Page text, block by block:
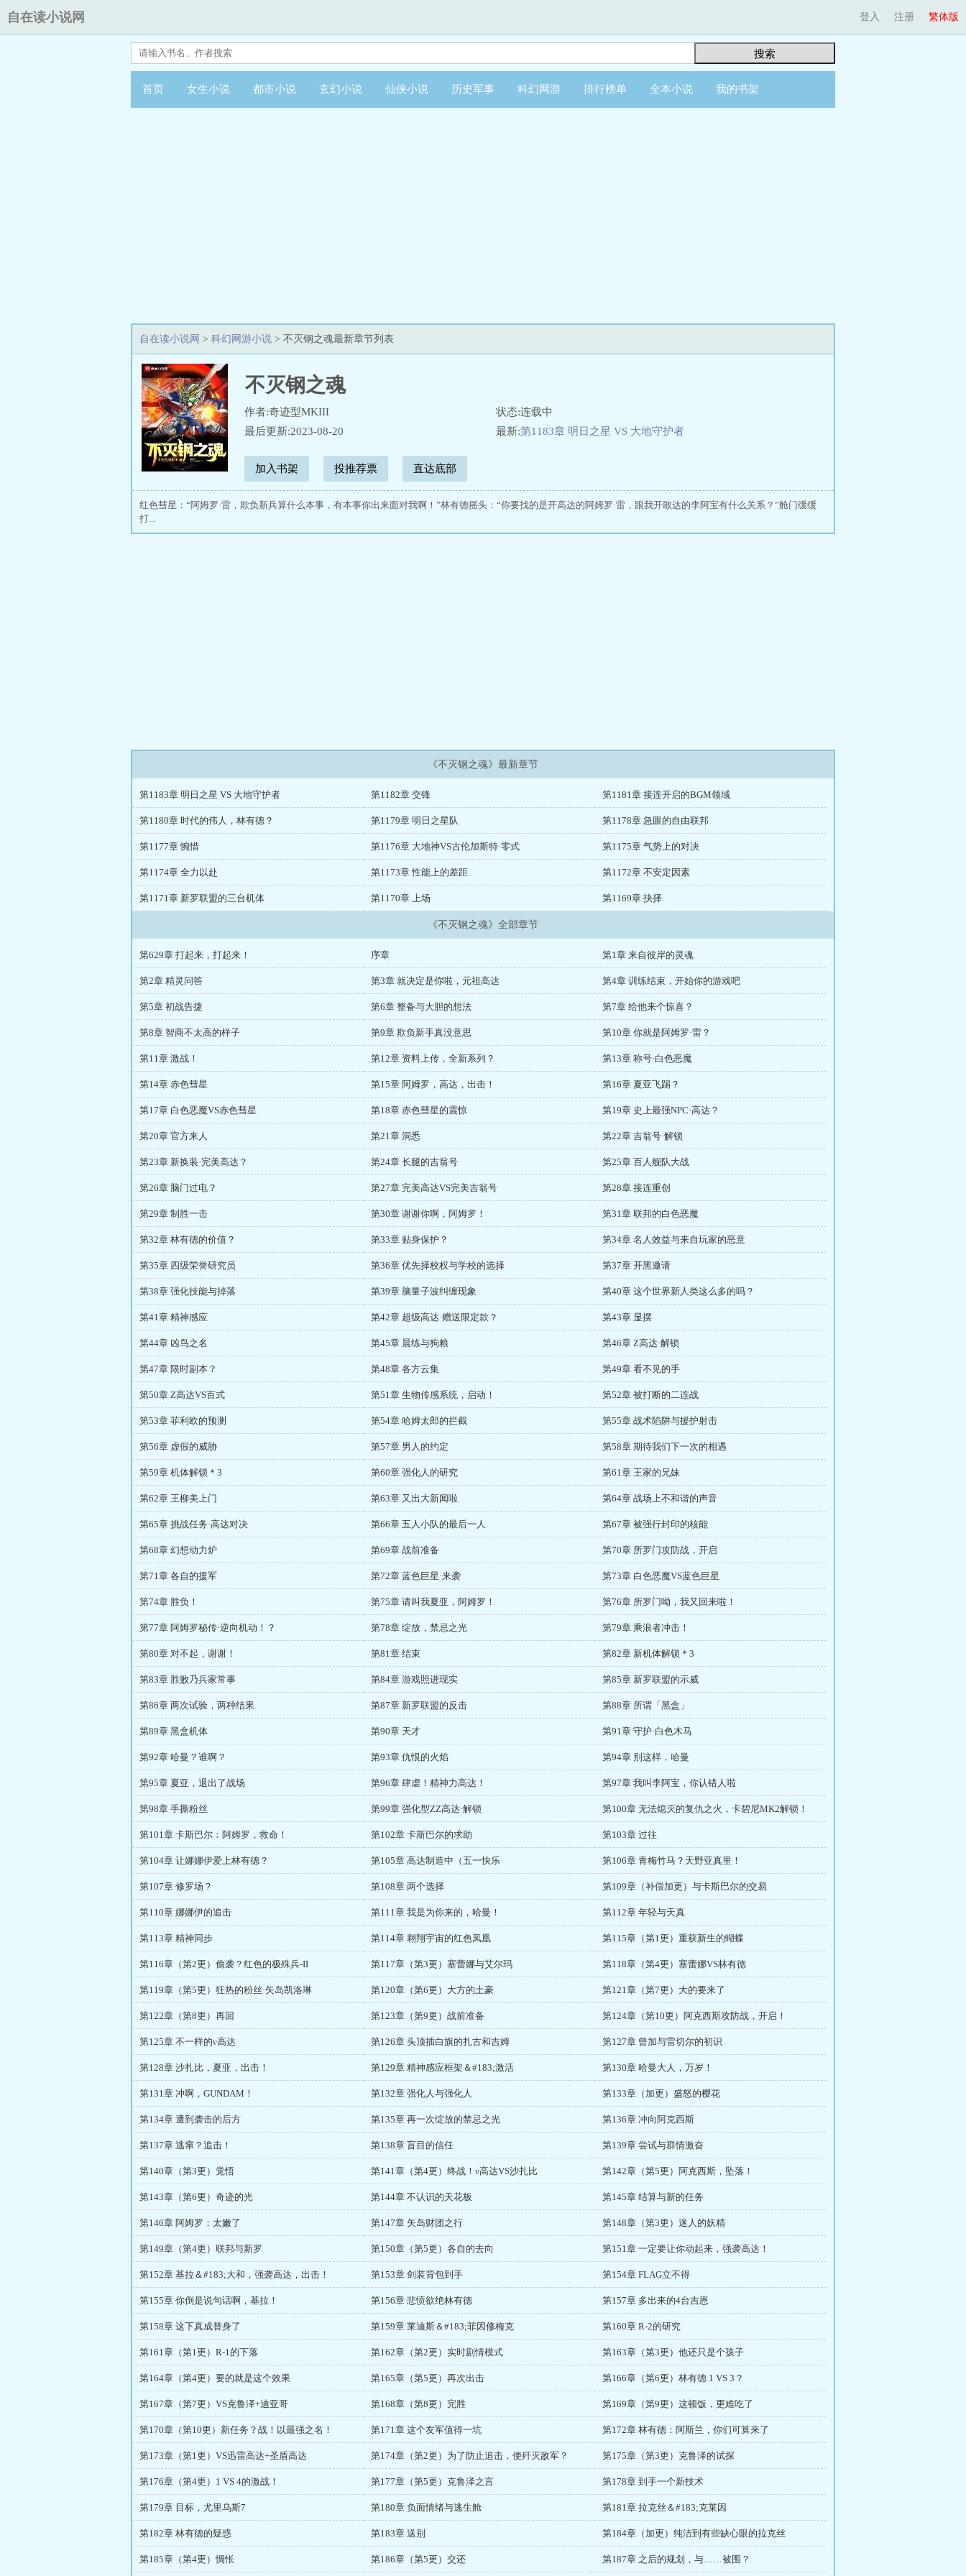
自在读小说网 繁体版
登入 注册
搜索
首页 女生小说 都市小说 玄幻小说 仙侠小说 历史军事 科幻网游 排行榜单 全本小说 我的书架
自在读小说网 > 科幻网游小说 > 不灭钢之魂最新章节列表
不灭钢之魂
作者:奇迹型MKIII
状态:连载中
最后更新:2023-08-20
最新:第1183章 明日之星 VS 大地守护者
加入书架 投推荐票 直达底部
红色彗星：“阿姆罗·雷，欺负新兵算什么本事，有本事你出来面对我啊！”林有德摇头：“你要找的是开高达的阿姆罗·雷，跟我开敢达的李阿宝有什么关系？”舱门缓缓
打...
《不灭钢之魂》最新章节
第1183章 明日之星 VS 大地守护者 第1182章 交锋 第1181章 接连开启的BGM领域
第1180章 时代的伟人，林有德？ 第1179章 明日之星队 第1178章 急眼的自由联邦
第1177章 惋惜 第1176章 大地神VS古伦加斯特·零式 第1175章 气势上的对决
第1174章 全力以赴 第1173章 性能上的差距 第1172章 不安定因素
第1171章 新罗联盟的三台机体 第1170章 上场 第1169章 抉择
《不灭钢之魂》全部章节
第629章 打起来，打起来！ 序章 第1章 来自彼岸的灵魂
第2章 精灵问答 第3章 就决定是你啦，元祖高达 第4章 训练结束，开始你的游戏吧
第5章 初战告捷 第6章 整备与大胆的想法 第7章 给他来个惊喜？
第8章 智商不太高的样子 第9章 欺负新手真没意思 第10章 你就是阿姆罗·雷？
第11章 激战！ 第12章 资料上传，全新系列？ 第13章 称号·白色恶魔
第14章 赤色彗星 第15章 阿姆罗，高达，出击！ 第16章 夏亚飞踢？
第17章 白色恶魔VS赤色彗星 第18章 赤色彗星的震惊 第19章 史上最强NPC·高达？
第20章 官方来人 第21章 洞悉 第22章 吉翁号·解锁
第23章 新换装·完美高达？ 第24章 长腿的吉翁号 第25章 百人舰队大战
第26章 脑门过电？ 第27章 完美高达VS完美吉翁号 第28章 接连重创
第29章 制胜一击 第30章 谢谢你啊，阿姆罗！ 第31章 联邦的白色恶魔
第32章 林有德的价值？ 第33章 贴身保护？ 第34章 名人效益与来自玩家的恶意
第35章 四级荣誉研究员 第36章 优先择校权与学校的选择 第37章 开黑邀请
第38章 强化技能与掉落 第39章 脑量子波纠缠现象 第40章 这个世界新人类这么多的吗？
第41章 精神感应 第42章 超级高达·赠送限定款？ 第43章 显摆
第44章 凶鸟之名 第45章 晨练与狗粮 第46章 Z高达·解锁
第47章 限时副本？ 第48章 各方云集 第49章 看不见的手
第50章 Z高达VS百式 第51章 生物传感系统，启动！ 第52章 被打断的二连战
第53章 菲利欧的预测 第54章 哈姆太郎的拦截 第55章 战术陷阱与援护射击
第56章 虚假的威胁 第57章 男人的约定 第58章 期待我们下一次的相遇
第59章 机体解锁＊3 第60章 强化人的研究 第61章 王家的兄妹
第62章 王柳美上门 第63章 又出大新闻啦 第64章 战场上不和谐的声音
第65章 挑战任务·高达对决 第66章 五人小队的最后一人 第67章 被强行封印的核能
第68章 幻想动力炉 第69章 战前准备 第70章 所罗门攻防战，开启
第71章 各自的援军 第72章 蓝色巨星·来袭 第73章 白色恶魔VS蓝色巨星
第74章 胜负！ 第75章 请叫我夏亚，阿姆罗！ 第76章 所罗门呦，我又回来啦！
第77章 阿姆罗秘传·逆向机动！？ 第78章 绽放，禁忌之光 第79章 乘浪者冲击！
第80章 对不起，谢谢！ 第81章 结束 第82章 新机体解锁＊3
第83章 胜败乃兵家常事 第84章 游戏照进现实 第85章 新罗联盟的示威
第86章 两次试验，两种结果 第87章 新罗联盟的反击 第88章 所谓「黑盒」
第89章 黑盒机体 第90章 天才 第91章 守护·白色木马
第92章 哈曼？谁啊？ 第93章 仇恨的火焰 第94章 别这样，哈曼
第95章 夏亚，退出了战场 第96章 肆虐！精神力高达！ 第97章 我叫李阿宝，你认错人啦
第98章 手撕粉丝 第99章 强化型ZZ高达·解锁 第100章 无法熄灭的复仇之火，卡碧尼MK2解锁！
第101章 卡斯巴尔：阿姆罗，救命！ 第102章 卡斯巴尔的求助 第103章 过往
第104章 让娜娜伊爱上林有德？ 第105章 高达制造中（五一快乐 第106章 青梅竹马？天野亚真里！
第107章 修罗场？ 第108章 两个选择 第109章（补偿加更）与卡斯巴尔的交易
第110章 娜娜伊的追击 第111章 我是为你来的，哈曼！ 第112章 年轻与天真
第113章 精神同步 第114章 翱翔宇宙的红色凤凰 第115章（第1更）重获新生的蝴蝶
第116章（第2更）偷袭？红色的极殊兵-II 第117章（第3更）塞蕾娜与艾尔玛 第118章（第4更）塞蕾娜VS林有德
第119章（第5更）狂热的粉丝·矢岛凯洛琳 第120章（第6更）大方的土豪 第121章（第7更）大的要来了
第122章（第8更）再回 第123章（第9更）战前准备 第124章（第10更）阿克西斯攻防战，开启！
第125章 不一样的ν高达 第126章 头顶插白旗的扎古和吉姆 第127章 曾加与雷切尔的初识
第128章 沙扎比，夏亚，出击！ 第129章 精神感应框架＆#183;激活 第130章 哈曼大人，万岁！
第131章 冲啊，GUNDAM！ 第132章 强化人与强化人 第133章（加更）盛怒的樱花
第134章 遭到袭击的后方 第135章 再一次绽放的禁忌之光 第136章 冲向阿克西斯
第137章 逃窜？追击！ 第138章 盲目的信任 第139章 尝试与群情激奋
第140章（第3更）觉悟 第141章（第4更）终战！ν高达VS沙扎比 第142章（第5更）阿克西斯，坠落！
第143章（第6更）奇迹的光 第144章 不认识的天花板 第145章 结算与新的任务
第146章 阿姆罗：太嫩了 第147章 矢岛财团之行 第148章（第3更）迷人的妖精
第149章（第4更）联邦与新罗 第150章（第5更）各自的去向 第151章 一定要让你动起来，强袭高达！
第152章 基拉＆#183;大和，强袭高达，出击！ 第153章 剑装背包到手 第154章 FLAG立不得
第155章 你倒是说句话啊，基拉！ 第156章 悲愤欲绝林有德 第157章 多出来的4台吉恩
第158章 这下真成替身了 第159章 莱迪斯＆#183;菲因修梅克 第160章 R-2的研究
第161章（第1更）R-1的下落 第162章（第2更）实时剧情模式 第163章（第3更）他还只是个孩子
第164章（第4更）要的就是这个效果 第165章（第5更）再次出击 第166章（第6更）林有德 1 VS 3？
第167章（第7更）VS克鲁泽+迪亚哥 第168章（第8更）完胜 第169章（第9更）这顿饭，更难吃了
第170章（第10更）新任务？战！以最强之名！ 第171章 这个友军值得一坑 第172章 林有德：阿斯兰，你们可算来了
第173章（第1更）VS迅雷高达+圣盾高达 第174章（第2更）为了防止追击，便歼灭敌军？ 第175章（第3更）克鲁泽的试探
第176章（第4更）1 VS 4的激战！ 第177章（第5更）克鲁泽之言 第178章 到手一个新技术
第179章 目标，尤里乌斯7 第180章 负面情绪与逃生舱 第181章 拉克丝＆#183;克莱因
第182章 林有德的疑惑 第183章 送别 第184章（加更）纯洁到有些缺心眼的拉克丝
第185章（第4更）惆怅 第186章（第5更）交还 第187章 之后的规划，与……被围？